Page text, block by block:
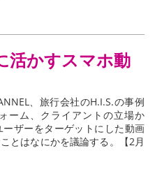
活かすスマホ動
、旅行会社のH.I.S.の事例
ーム、クライアントの立場か
ザーをターゲットにした動画
とはなにかを議論する。【2月